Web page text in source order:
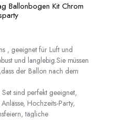
Ballonbogen Kit Chrom
, geeignet für Luft und
und langlebig.Sie müssen
der Ballon nach dem
sind perfekt geeignet,
Hochzeits-Party,
tägliche